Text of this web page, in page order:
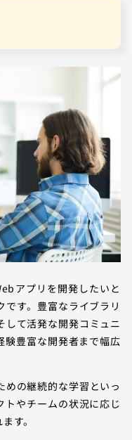
アプリを開発したいと
す。豊富なライブラリ
して活発な開発コミュニ
験豊富な開発者まで幅広
めの継続的な学習といっ
トやチームの状況に応じ
す。